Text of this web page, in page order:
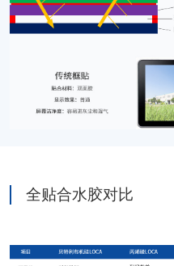
全贴合水胶对比